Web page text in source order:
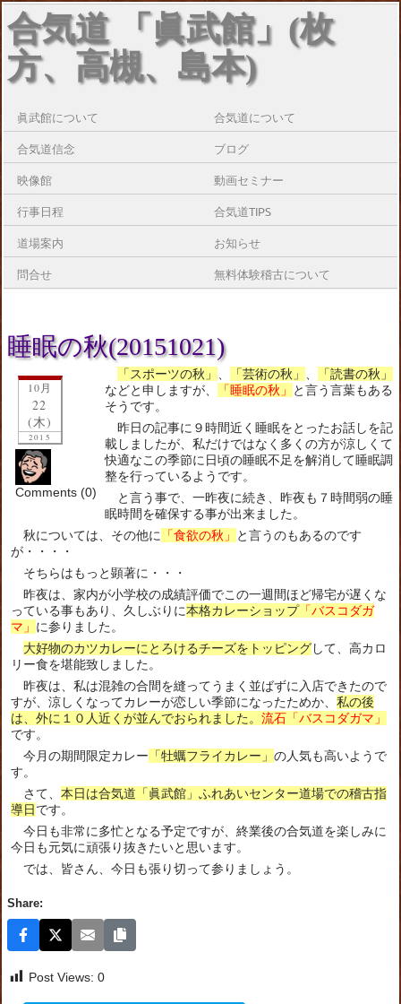
合気道 「眞武館」(枚
方、高槻、島本)
眞武館について 合気道について
合気道信念 ブログ
映像館 動画セミナー
行事日程 合気道TIPS
道場案内 お知らせ
問合せ 無料体験稽古について
睡眠の秋(20151021)
10月
22
(木)
2015
Comments (0)
「スポーツの秋」 「芸術の秋」
「読書の秋」
などと申しますが、
「睡眠の秋」
と言う言葉もある
そうです。
昨日の記事に９時間近く睡眠をとったお話しを記
載しましたが、私だけではなく多くの方が涼しくて
快適なこの季節に日頃の睡眠不足を解消して睡眠調
整を行っているようです。
と言う事で、一昨夜に続き、昨夜も７時間弱の睡
眠時間を確保する事が出来ました。
秋については、その他に
「食欲の秋」
と言うのもあるのです
が・・・・
そちらはもっと顕著に・・・
昨夜は、家内が小学校の成績評価でこの一週間ほど帰宅が遅くな
っている事もあり、久しぶりに本格カレーショップ「バスコダガ
マ」 に参りました。
大好物のカツカレーにとろけるチーズをトッピングして、高カロ
リー食を堪能致しました。
昨夜は、私は混雑の合間を縫ってうまく並ばずに入店できたので
すが、涼しくなってカレーが恋しい季節になったためか、 私の後
は、外に１０人近くが並んでおられました。 流石「バスコダガマ」
です。
今月の期間限定カレー 「牡蠣フライカレー」 の人気も高いようで
す。
さて、 本日は合気道「眞武館」ふれあいセンター道場での稽古指
導日です。
今日も非常に多忙となる予定ですが、終業後の合気道を楽しみに
今日も元気に頑張り抜きたいと思います。
では、皆さん、今日も張り切って参りましょう。
Share:
Post Views: 0